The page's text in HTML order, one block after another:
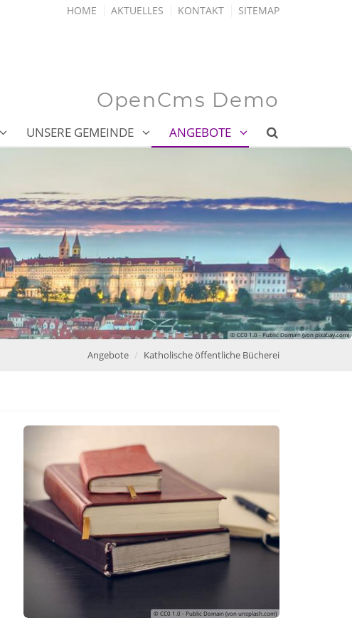
HOME AKTUELLES KONTAKT SITEMAP
OpenCms Demo
UNSERE GEMEINDE ANGEBOTE
© CC0 1.0 - Public Domain (von pixabay.com)
Angebote Katholische öffentliche Bücherei
© CC0 1.0 - Public Domain (von unsplash.com)